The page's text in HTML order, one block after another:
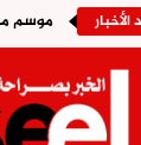
موسم